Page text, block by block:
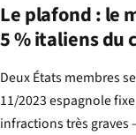
Le plafond : le
5 % italiens du
Deux États membres
11/2023 espagnole
infractions très graves